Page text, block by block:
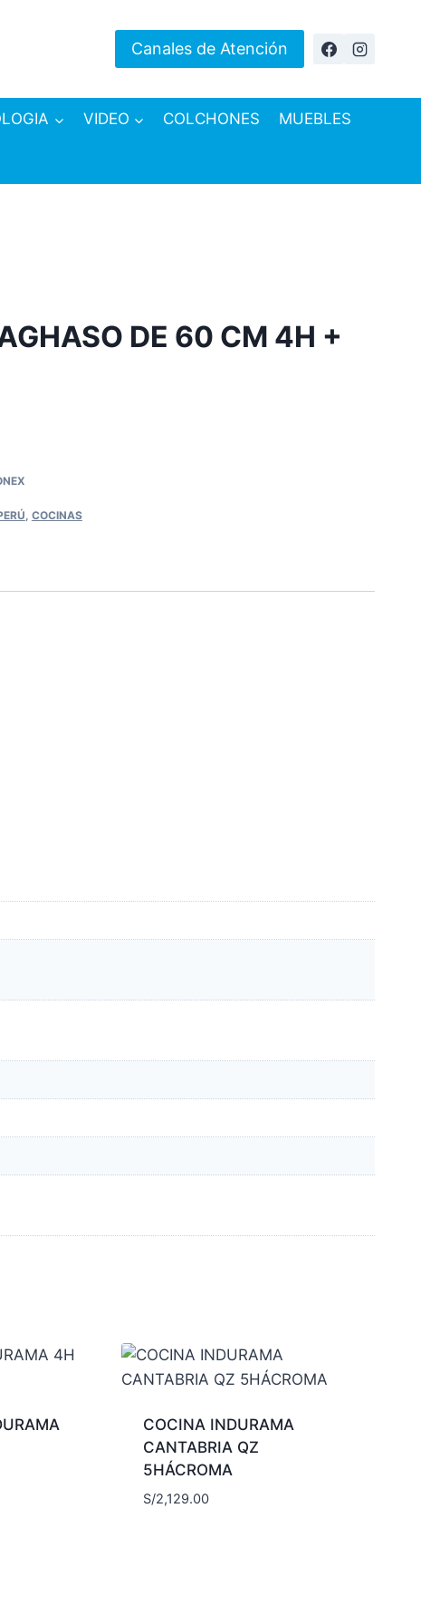
Canales de Atención
VIDEO COLCHONES MUEBLES
DE 60 CM 4H +
COCINAS
COCINA INDURAMA
CANTABRIA QZ
5HÁCROMA
S/2,129.00